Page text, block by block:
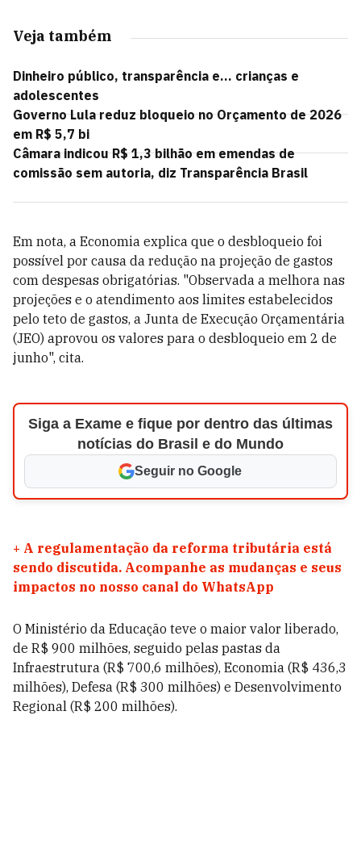
Veja também
Dinheiro público, transparência e... crianças e
adolescentes
Governo Lula reduz bloqueio no Orçamento de 2026
em R$ 5,7 bi
Câmara indicou R$ 1,3 bilhão em emendas de
comissão sem autoria, diz Transparência Brasil
Em nota, a Economia explica que o desbloqueio foi
possível por causa da redução na projeção de gastos
com despesas obrigatórias. "Observada a melhora nas
projeções e o atendimento aos limites estabelecidos
pelo teto de gastos, a Junta de Execução Orçamentária
(JEO) aprovou os valores para o desbloqueio em 2 de
junho", cita.
Siga a Exame e fique por dentro das últimas
notícias do Brasil e do Mundo
Seguir no Google
+ A regulamentação da reforma tributária está
sendo discutida. Acompanhe as mudanças e seus
impactos no nosso canal do WhatsApp
O Ministério da Educação teve o maior valor liberado,
de R$ 900 milhões, seguido pelas pastas da
Infraestrutura (R$ 700,6 milhões), Economia (R$ 436,3
milhões), Defesa (R$ 300 milhões) e Desenvolvimento
Regional (R$ 200 milhões).